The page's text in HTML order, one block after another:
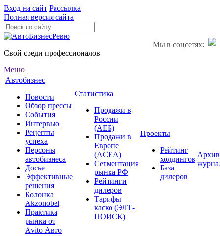
Вход на сайт Рассылка
Полная версия сайта
Мы в соцсетях:
Свой среди профессионалов
Меню
Автобизнес
Новости
Обзор прессы
События
Интервью
Рецепты
успеха
Персоны
автобизнеса
Досье
Эффективные
решения
Колонка
Akzonobel
Практика
рынка от
Аvito Авто
Статистика
Продажи в
России
(АЕБ)
Продажи в
Европе
(ACEA)
Сегментация
рынка РФ
Рейтинги
дилеров
Тарифы
каско (ЭЛТ-
ПОИСК)
Проекты
Рейтинг
холдингов
База
дилеров
Архив